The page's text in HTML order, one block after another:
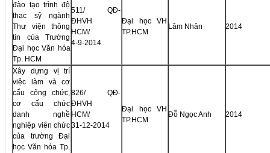
đào tạo trình độ
thạc sỹ ngành
Thư viện thông
tin của Trường
Đại học Văn hóa
Tp. HCM
511/ QĐ-
ĐHVH
HCM/
4-9-2014
Đại học VH
TP.HCM
Lâm Nhân 2014
Xây dựng vị trí
việc làm và cơ
cấu công chức,
cơ cấu chức
danh nghề
nghiệp viên chức
của trường Đại
học Văn hóa Tp.
826/ QĐ-
ĐHVH
HCM/
31-12-2014
Đại học VH
TP.HCM
Đỗ Ngọc Anh 2014